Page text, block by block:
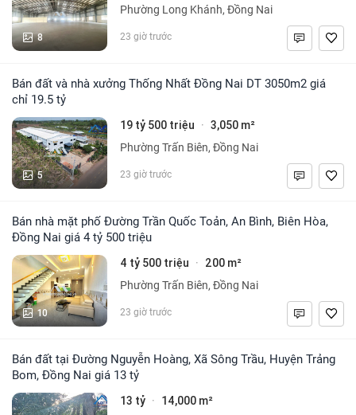
8
Phường Long Khánh, Đồng Nai
23 giờ trước
Bán đất và nhà xưởng Thống Nhất Đồng Nai DT 3050m2 giá
chỉ 19.5 tỷ
5
19 tỷ 500 triệu · 3,050 m²
Phường Trấn Biên, Đồng Nai
23 giờ trước
Bán nhà mặt phố Đường Trần Quốc Toản, An Bình, Biên Hòa,
Đồng Nai giá 4 tỷ 500 triệu
10
4 tỷ 500 triệu · 200 m²
Phường Trấn Biên, Đồng Nai
23 giờ trước
Bán đất tại Đường Nguyễn Hoàng, Xã Sông Trầu, Huyện Trảng
Bom, Đồng Nai giá 13 tỷ
13 tỷ · 14,000 m²